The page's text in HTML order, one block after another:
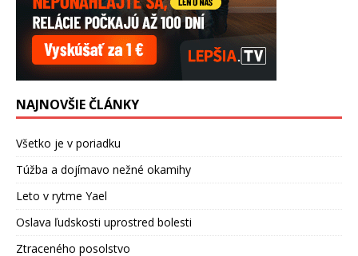
NAJNOVŠIE ČLÁNKY
Všetko je v poriadku
Túžba a dojímavo nežné okamihy
Leto v rytme Yael
Oslava ľudskosti uprostred bolesti
Ztraceného posolstvo